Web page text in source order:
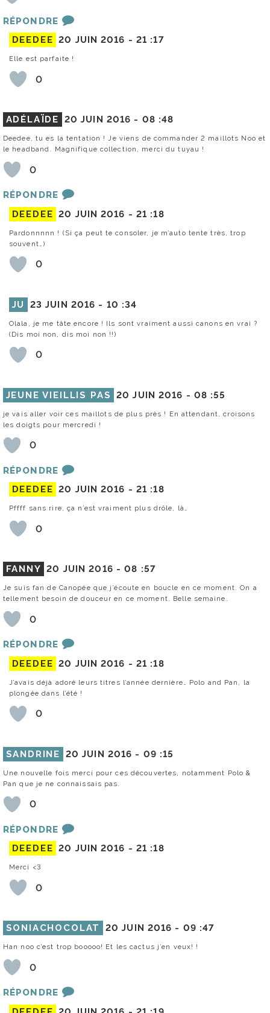
RÉPONDRE
DEEDEE 20 JUIN 2016 - 21 :17
Elle est parfaite !
0
ADÉLAÏDE 20 JUIN 2016 - 08 :48
Deedee, tu es la tentation ! Je viens de commander 2 maillots Noo et
le headband. Magnifique collection, merci du tuyau !
0
RÉPONDRE
DEEDEE 20 JUIN 2016 - 21 :18
Pardonnnnn ! (Si ça peut te consoler, je m’auto tente très, trop
souvent…)
0
JU 23 JUIN 2016 - 10 :34
Olala, je me tâte encore ! Ils sont vraiment aussi canons en vrai ?
(Dis moi non, dis moi non !!)
0
JEUNE VIEILLIS PAS 20 JUIN 2016 - 08 :55
je vais aller voir ces maillots de plus près ! En attendant, croisons
les doigts pour mercredi !
0
RÉPONDRE
DEEDEE 20 JUIN 2016 - 21 :18
Pffff sans rire, ça n’est vraiment plus drôle, là…
0
FANNY 20 JUIN 2016 -08 :57
Je suis fan de Canopée que j’écoute en boucle en ce moment. On a
tellement besoin de douceur en ce moment. Belle semaine.
0
RÉPONDRE
DEEDEE 20 JUIN 2016 - 21 :18
J’avais déjà adoré leurs titres l’année dernière… Polo and Pan, la
plongée dans l’été !
0
SANDRINE 20 JUIN 2016 - 09 :15
Une nouvelle fois merci pour ces découvertes, notamment Polo &
Pan que je ne connaissais pas.
0
RÉPONDRE
DEEDEE 20 JUIN 2016 - 21 :18
Merci <3
0
SONIACHOCOLAT 20 JUIN 2016 - 09 :47
Han noo c’est trop booooo! Et les cactus j’en veux! !
0
RÉPONDRE